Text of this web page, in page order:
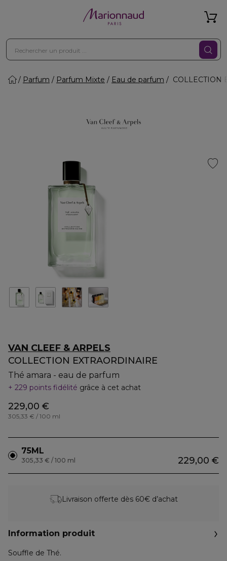
Parfum Parfum Mixte Eau de parfum COLLECTION
VAN CLEEF & ARPELS
COLLECTION EXTRAORDINAIRE
Thé amara - eau de parfum
229 points fidélité grâce à cet achat
229,00 €
305,33 € / 100 ml
75ML
229,00 €
305,33 € / 100 ml
Livraison offerte dès 60€ d’achat
Information produit
Souffle de Thé.